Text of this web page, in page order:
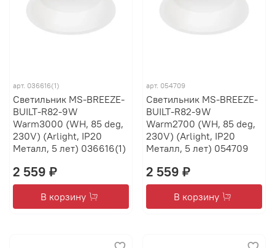
арт. 036616(1)
Светильник MS-BREEZE-
BUILT-R82-9W
Warm3000 (WH, 85 deg,
230V) (Arlight, IP20
Металл, 5 лет) 036616(1)
2 559 ₽
В корзину
арт. 054709
Светильник MS-BREEZE-
BUILT-R82-9W
Warm2700 (WH, 85 deg,
230V) (Arlight, IP20
Металл, 5 лет) 054709
2 559 ₽
В корзину